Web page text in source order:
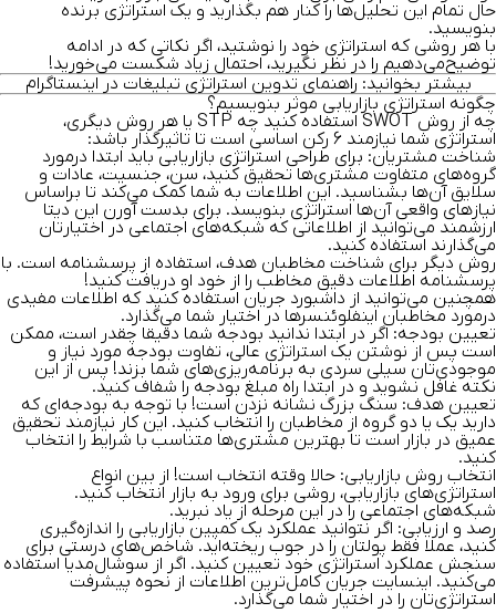
حال تمام این تحلیل‌ها را کنار هم بگذارید و یک استراتژی برنده
بنویسید.
با هر روشی که استراتژی خود را نوشتید، اگر نکاتی که در ادامه
توضیح‎‌می‌دهیم را در نظر نگیرید، احتمال زیاد شکست می‌خورید!
بیشتر بخوانید: راهنمای تدوین استراتژی تبلیغات در اینستاگرام
چگونه استراتژی بازاریابی موثر بنویسیم؟
چه از روش SWOT استفاده کنید چه STP یا هر روش دیگری،
استراتژی شما نیازمند 6 رکن اساسی است تا تاثیرگذار باشد:
شناخت مشتریان: برای طراحی استراتژی بازاریابی باید ابتدا درمورد
گروه‌های متفاوت مشتری‌ها تحقیق کنید، سن، جنسیت، عادات و
سلایق آن‌ها بشناسید. این اطلاعات به شما کمک می‌کند تا بر‌اساس
نیاز‌های واقعی آن‌ها استراتژی بنویسد. برای بدست آورن این دیتا
ارزشمند می‌توانید از اطلاعاتی که شبکه‌های اجتماعی در اختیارتان
می‌گذارند استفاده کنید.
روش دیگر برای شناخت مخاطبان هدف، استفاده از پرسشنامه است. با
پرسشنامه اطلاعات دقیق‌ مخاطب را از خود او دریافت کنید!
همچنین می‌توانید از داشبورد جریان استفاده کنید که اطلاعات مفیدی
در‌مورد مخاطبان اینفلوئنسر‌ها در اختیار شما می‌گذارد.
تعیین بودجه: اگر در ابتدا ندانید بودجه شما دقیقا چقدر است، ممکن
است پس از نوشتن یک استراتژی عالی، تفاوت بودجه مورد نیاز و
موجودی‌تان سیلی سردی به برنامه‌ریزی‌های شما بزند! پس از این
نکته غافل نشوید و در ابتدا راه مبلغ بودجه را شفاف کنید.
تعیین هدف: سنگ بزرگ نشانه نزدن است! با توجه به بودجه‌ای که
دارید یک یا دو گروه از مخاطبان را انتخاب کنید. این کار نیازمند تحقیق
عمیق در بازار است تا بهترین مشتری‌ها متناسب با شرایط را انتخاب
کنید.
انتخاب روش بازاریابی: حالا وقته انتخاب است! از بین انواع
استراتژی‌های بازاریابی، روشی برای ورود به بازار انتخاب کنید.
شبکه‌های اجتماعی را در این مرحله از یاد نبرید.
رصد و ارزیابی: اگر نتوانید عملکرد یک کمپین بازاریابی را اندازه‌گیری
کنید، عملا فقط پولتان را در جوب ریخته‌اید. شاخص‌های درستی برای
سنجش عملکرد استراتژی خود تعیین کنید. اگر از سوشال‌مدیا استفاده
می‌کنید. اینسایت جریان کامل‌ترین اطلاعات از نحوه پیشرفت
استراتژی‌تان را در اختیار شما می‌گذارد.